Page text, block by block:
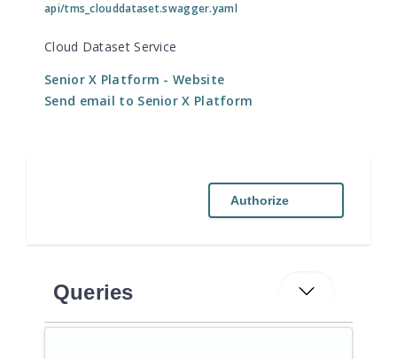
api/tms_clouddataset.swagger.yaml
Cloud Dataset Service
Senior X Platform - Website
Send email to Senior X Platform
Authorize
Queries